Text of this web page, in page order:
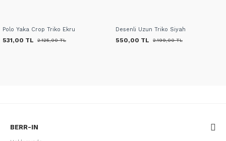
Polo Yaka Crop Triko Ekru
531,00 TL 2.125,00 TL
Desenli Uzun Triko Siyah
550,00 TL 2.199,00 TL
BERR-IN